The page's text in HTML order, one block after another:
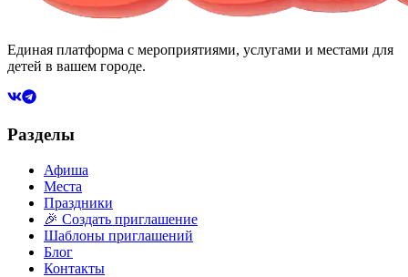
Единая платформа с мероприятиями, услугами и местами для
детей в вашем городе.
Разделы
Афиша
Места
Праздники
🎉 Создать приглашение
Шаблоны приглашений
Блог
Контакты